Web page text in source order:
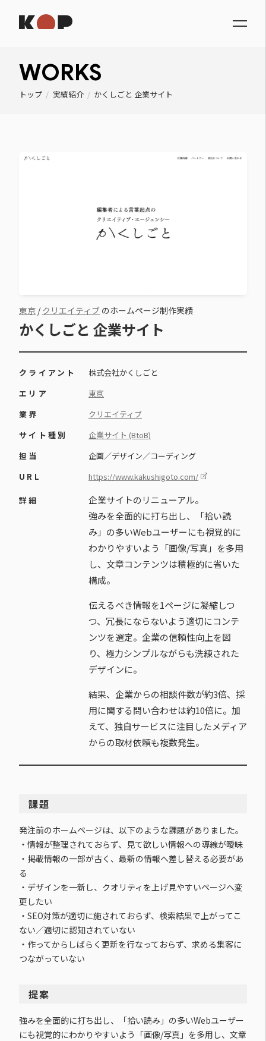
WORKS
トップ / 実績紹介 / かくしごと 企業サイト
東京 /クリエイティブ のホームページ制作実績
かくしごと 企業サイト
クライアント
株式会社かくしごと
エリア
東京
業界
クリエイティブ
サイト種別
企業サイト (BtoB)
担当
企画／デザイン／コーディング
URL
https://www.kakushigoto.com/
詳細
企業サイトのリニューアル。
強みを全面的に打ち出し、「拾い読
み」の多いWebユーザーにも視覚的に
わかりやすいよう「画像/写真」を多用
し、文章コンテンツは積極的に省いた
構成。
伝えるべき情報を1ページに凝縮しつ
つ、冗長にならないよう適切にコンテ
ンツを選定。企業の信頼性向上を図
り、極力シンプルながらも洗練された
デザインに。
結果、企業からの相談件数が約3倍、採
用に関する問い合わせは約10倍に。加
えて、独自サービスに注目したメディア
からの取材依頼も複数発生。
課題
発注前のホームページは、以下のような課題がありました。
・情報が整理されておらず、見て欲しい情報への導線が曖昧
・掲載情報の一部が古く、最新の情報へ差し替える必要があ
る
・デザインを一新し、クオリティを上げ見やすいページへ変
更したい
・SEO対策が適切に施されておらず、検索結果で上がってこ
ない／適切に認知されていない
・作ってからしばらく更新を行なっておらず、求める集客に
つながっていない
提案
強みを全面的に打ち出し、「拾い読み」の多いWebユーザー
にも視覚的にわかりやすいよう「画像/写真」を多用し、文章